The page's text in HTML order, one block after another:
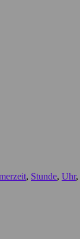
, Stunde, Uhr,